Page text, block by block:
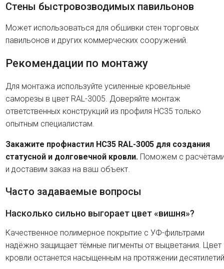
Стены быстровозводимых павильонов
Может использоваться для обшивки стен торговых
павильонов и других коммерческих сооружений.
Рекомендации по монтажу
Для монтажа используйте усиленные кровельные
саморезы в цвет RAL-3005. Доверяйте монтаж
ответственных конструкций из профиля HC35 только
опытным специалистам.
Закажите профнастил HC35 RAL-3005 для создания
статусной и долговечной кровли. Поможем с
и доставим заказ на ваш объект.
Часто задаваемые вопросы
Насколько сильно выгорает цвет «вишня»?
Качественное полимерное покрытие с УФ-фильтрами
надёжно защищает тёмные пигменты от выцветания. Цвет
кровли останется насыщенным на протяжении